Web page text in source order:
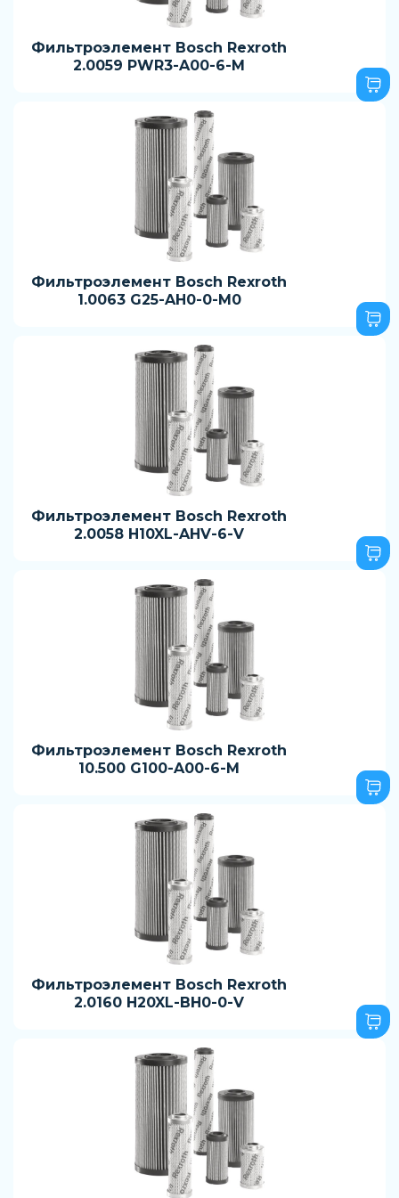
Фильтроэлемент Bosch Rexroth
2.0059 PWR3-A00-6-M
Фильтроэлемент Bosch Rexroth
1.0063 G25-AH0-0-M0
Фильтроэлемент Bosch Rexroth
2.0058 H10XL-AHV-6-V
Фильтроэлемент Bosch Rexroth
10.500 G100-A00-6-M
Фильтроэлемент Bosch Rexroth
2.0160 H20XL-BH0-0-V